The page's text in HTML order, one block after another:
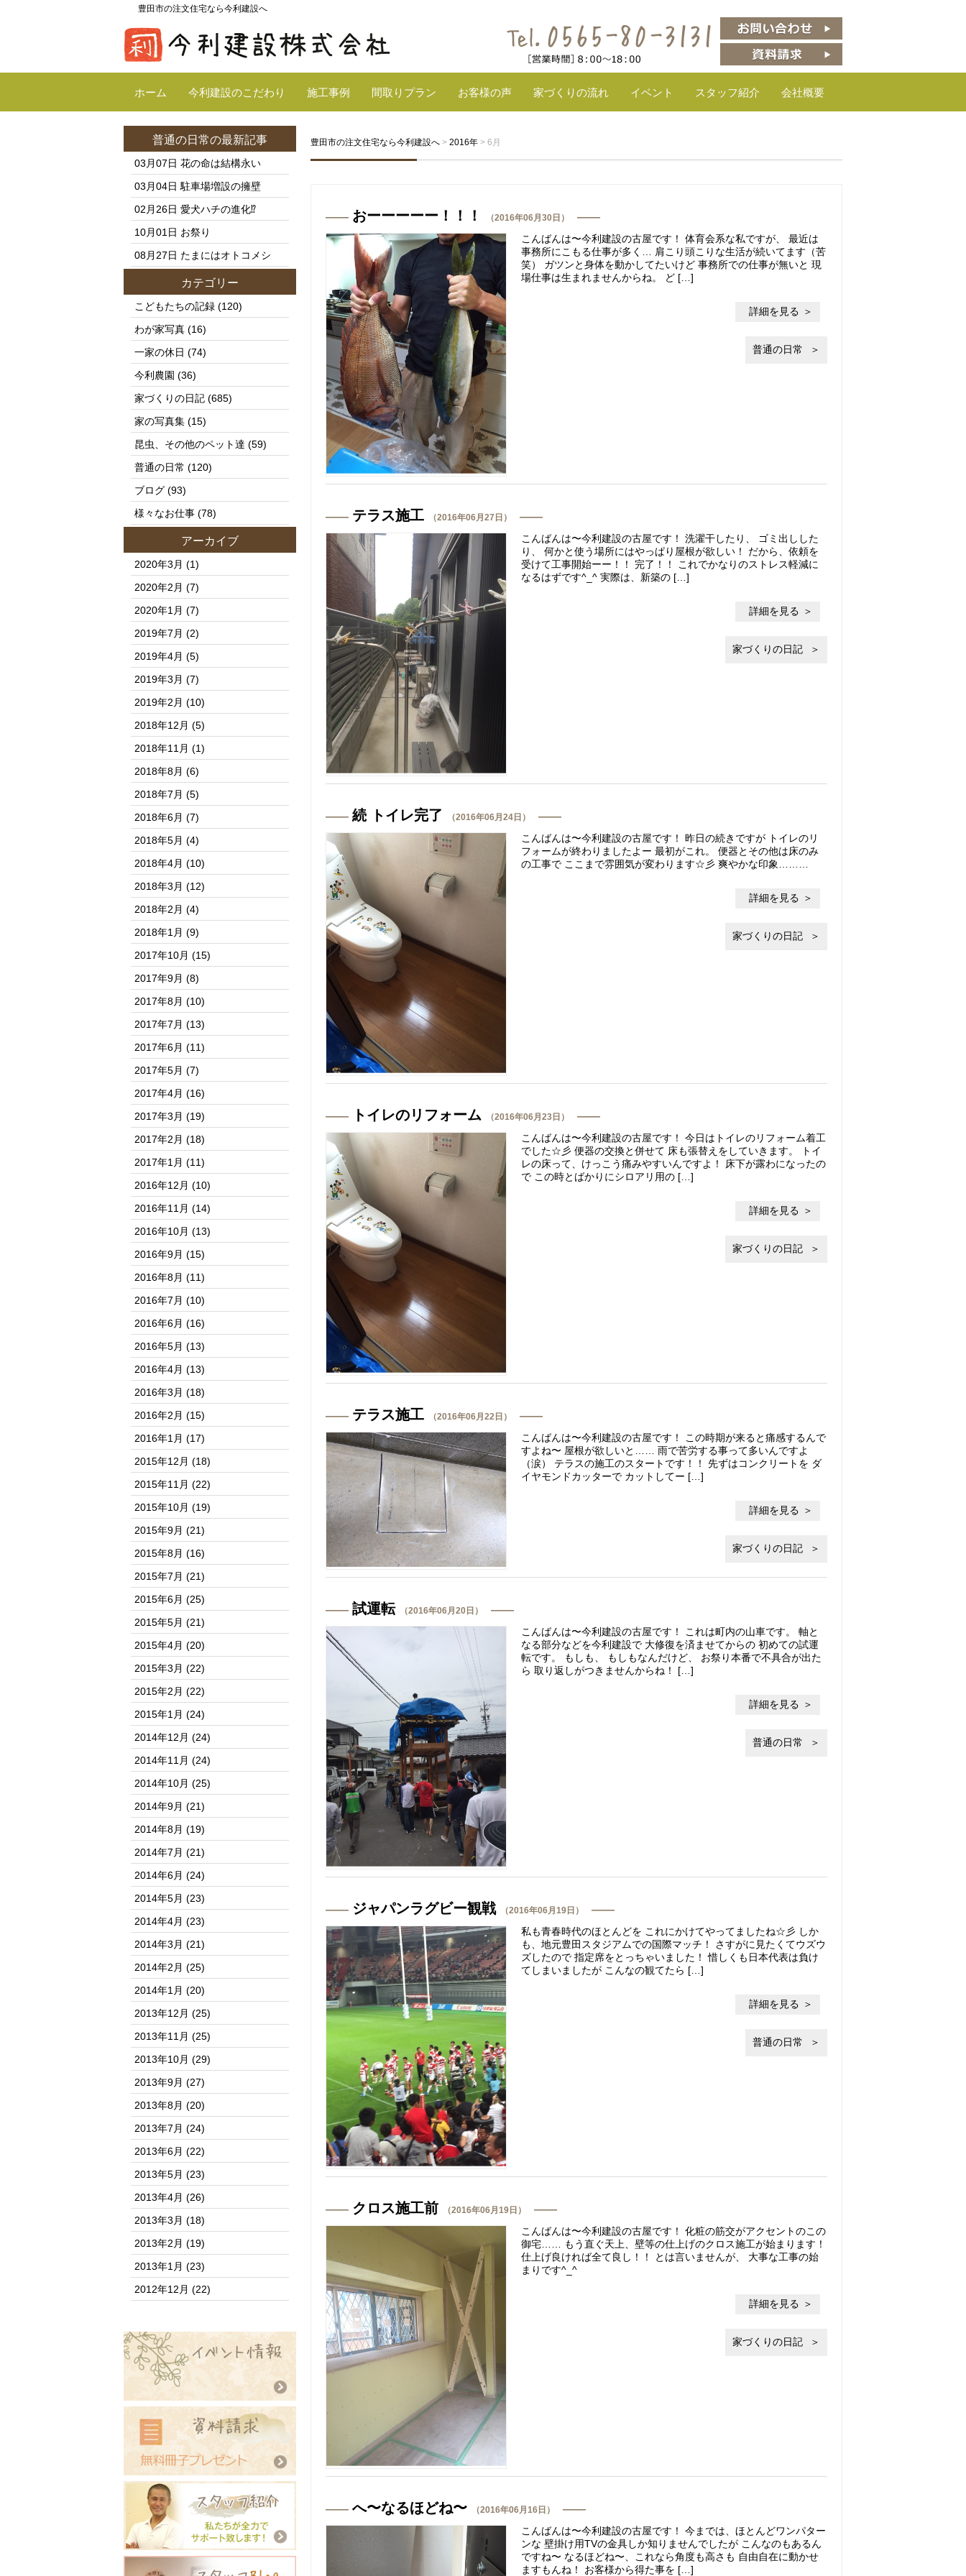
豊田市の注文住宅なら今利建設へ
ホーム 今利建設のこだわり 施工事例 間取りプラン お客様の声 家づくりの流れ イベント スタッフ紹介 会社概要
豊田市の注文住宅なら今利建設へ > 2016年 > 6月
おーーーーー！！！ （2016年06月30日）
こんばんは〜今利建設の古屋です！ 体育会系な私ですが、 最近は
事務所にこもる仕事が多く… 肩こり頭こりな生活が続いてます（苦
笑） ガツンと身体を動かしてたいけど 事務所での仕事が無いと 現
場仕事は生まれませんからね。 ど […]
詳細を見る
普通の日常
テラス施工 （2016年06月27日）
こんばんは〜今利建設の古屋です！ 洗濯干したり、 ゴミ出しした
り、 何かと使う場所にはやっぱり屋根が欲しい！ だから、依頼を
受けて工事開始ーー！！ 完了！！ これでかなりのストレス軽減に
なるはずです^_^ 実際は、新築の […]
詳細を見る
家づくりの日記
続 トイレ完了 （2016年06月24日）
こんばんは〜今利建設の古屋です！ 昨日の続きですが トイレのリ
フォームが終わりましたよー 最初がこれ。 便器とその他は床のみ
の工事で ここまで雰囲気が変わります☆彡 爽やかな印象………
詳細を見る
家づくりの日記
トイレのリフォーム （2016年06月23日）
こんばんは〜今利建設の古屋です！ 今日はトイレのリフォーム着工
でした☆彡 便器の交換と併せて 床も張替えをしていきます。 トイ
レの床って、けっこう痛みやすいんですよ！ 床下が露わになったの
で この時とばかりにシロアリ用の […]
詳細を見る
家づくりの日記
テラス施工 （2016年06月22日）
こんばんは〜今利建設の古屋です！ この時期が来ると痛感するんで
すよね〜 屋根が欲しいと…… 雨で苦労する事って多いんですよ
（涙） テラスの施工のスタートです！！ 先ずはコンクリートを ダ
イヤモンドカッターで カットしてー […]
詳細を見る
家づくりの日記
試運転 （2016年06月20日）
こんばんは〜今利建設の古屋です！ これは町内の山車です。 軸と
なる部分などを今利建設で 大修復を済ませてからの 初めての試運
転です。 もしも、 もしもなんだけど、 お祭り本番で不具合が出た
ら 取り返しがつきませんからね！ […]
詳細を見る
普通の日常
ジャパンラグビー観戦 （2016年06月19日）
私も青春時代のほとんどを これにかけてやってましたね☆彡 しか
も、地元豊田スタジアムでの国際マッチ！ さすがに見たくてウズウ
ズしたので 指定席をとっちゃいました！ 惜しくも日本代表は負け
てしまいましたが こんなの観てたら […]
詳細を見る
普通の日常
クロス施工前 （2016年06月19日）
こんばんは〜今利建設の古屋です！ 化粧の筋交がアクセントのこの
御宅…… もう直ぐ天上、壁等の仕上げのクロス施工が始まります！
仕上げ良ければ全て良し！！ とは言いませんが、 大事な工事の始
まりです^_^
詳細を見る
家づくりの日記
へ〜なるほどね〜 （2016年06月16日）
こんばんは〜今利建設の古屋です！ 今までは、ほとんどワンパター
ンな 壁掛け用TVの金具しか知りませんでしたが こんなのもあるん
ですね〜 なるほどね〜、これなら角度も高さも 自由自在に動かせ
ますもんね！ お客様から得た事を […]
普通の日常の最新記事
03月07日 花の命は結構永い
03月04日 駐車場増設の擁壁
02月26日 愛犬ハチの進化⁉️
10月01日 お祭り
08月27日 たまにはオトコメシ
カテゴリー
こどもたちの記録 (120)
わが家写真 (16)
一家の休日 (74)
今利農園 (36)
家づくりの日記 (685)
家の写真集 (15)
昆虫、その他のペット達 (59)
普通の日常 (120)
ブログ (93)
様々なお仕事 (78)
アーカイブ
2020年3月 (1)
2020年2月 (7)
2020年1月 (7)
2019年7月 (2)
2019年4月 (5)
2019年3月 (7)
2019年2月 (10)
2018年12月 (5)
2018年11月 (1)
2018年8月 (6)
2018年7月 (5)
2018年6月 (7)
2018年5月 (4)
2018年4月 (10)
2018年3月 (12)
2018年2月 (4)
2018年1月 (9)
2017年10月 (15)
2017年9月 (8)
2017年8月 (10)
2017年7月 (13)
2017年6月 (11)
2017年5月 (7)
2017年4月 (16)
2017年3月 (19)
2017年2月 (18)
2017年1月 (11)
2016年12月 (10)
2016年11月 (14)
2016年10月 (13)
2016年9月 (15)
2016年8月 (11)
2016年7月 (10)
2016年6月 (16)
2016年5月 (13)
2016年4月 (13)
2016年3月 (18)
2016年2月 (15)
2016年1月 (17)
2015年12月 (18)
2015年11月 (22)
2015年10月 (19)
2015年9月 (21)
2015年8月 (16)
2015年7月 (21)
2015年6月 (25)
2015年5月 (21)
2015年4月 (20)
2015年3月 (22)
2015年2月 (22)
2015年1月 (24)
2014年12月 (24)
2014年11月 (24)
2014年10月 (25)
2014年9月 (21)
2014年8月 (19)
2014年7月 (21)
2014年6月 (24)
2014年5月 (23)
2014年4月 (23)
2014年3月 (21)
2014年2月 (25)
2014年1月 (20)
2013年12月 (25)
2013年11月 (25)
2013年10月 (29)
2013年9月 (27)
2013年8月 (20)
2013年7月 (24)
2013年6月 (22)
2013年5月 (23)
2013年4月 (26)
2013年3月 (18)
2013年2月 (19)
2013年1月 (23)
2012年12月 (22)